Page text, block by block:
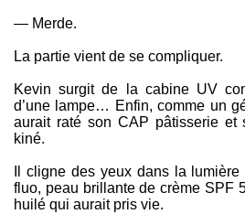
— Merde.
La partie vient de se compliquer.
Kevin surgit de la cabine UV
d’une lampe… Enfin, comme un
aurait raté son CAP pâtisserie et
kiné.
Il cligne des yeux dans la
fluo, peau brillante de crème SPF
huilé qui aurait pris vie.